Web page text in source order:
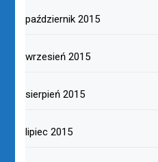
październik 2015
wrzesień 2015
sierpień 2015
lipiec 2015